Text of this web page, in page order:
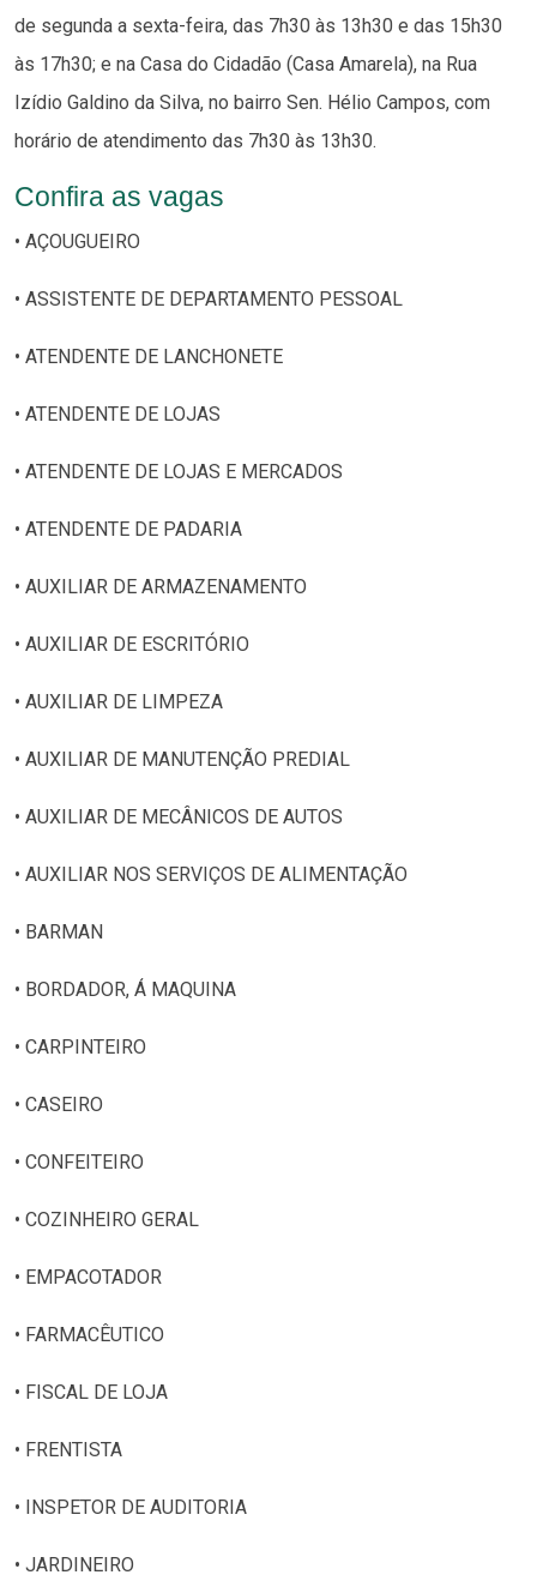
de segunda a sexta-feira, das 7h30 às 13h30 e das 15h30
às 17h30; e na Casa do Cidadão (Casa Amarela), na Rua
Izídio Galdino da Silva, no bairro Sen. Hélio Campos, com
horário de atendimento das 7h30 às 13h30.
Confira as vagas
• AÇOUGUEIRO
• ASSISTENTE DE DEPARTAMENTO PESSOAL
• ATENDENTE DE LANCHONETE
• ATENDENTE DE LOJAS
• ATENDENTE DE LOJAS E MERCADOS
• ATENDENTE DE PADARIA
• AUXILIAR DE ARMAZENAMENTO
• AUXILIAR DE ESCRITÓRIO
• AUXILIAR DE LIMPEZA
• AUXILIAR DE MANUTENÇÃO PREDIAL
• AUXILIAR DE MECÂNICOS DE AUTOS
• AUXILIAR NOS SERVIÇOS DE ALIMENTAÇÃO
• BARMAN
• BORDADOR, Á MAQUINA
• CARPINTEIRO
• CASEIRO
• CONFEITEIRO
• COZINHEIRO GERAL
• EMPACOTADOR
• FARMACÊUTICO
• FISCAL DE LOJA
• FRENTISTA
• INSPETOR DE AUDITORIA
• JARDINEIRO